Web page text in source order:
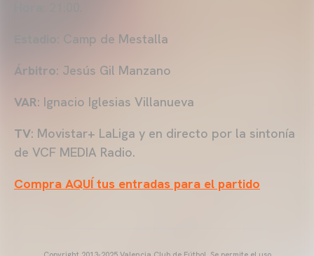
Estadio : Camp de Mestalla
Árbitro: Jesús Gil Manzano
VAR: Ignacio Iglesias Villanueva
TV: Movistar+ LaLiga y en directo por la sintonía
de VCF MEDIA Radio.
Compra AQUÍ tus entradas para el partido